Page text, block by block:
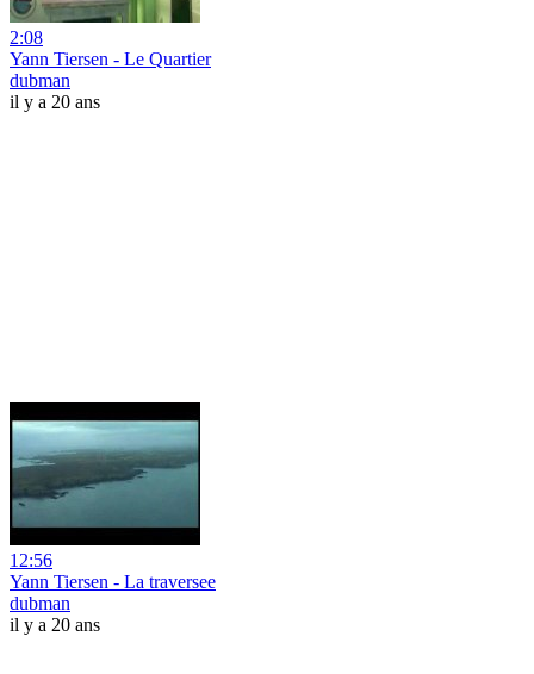
2:08
Yann Tiersen - Le Quartier
dubman
il y a 20 ans
12:56
Yann Tiersen - La traversee
dubman
il y a 20 ans